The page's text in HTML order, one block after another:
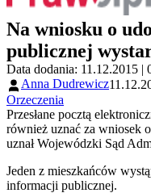
Na wniosku o
publicznej
Data dodania: 11.12.2015 |
Anna Dudrewicz
Orzeczenia
Przesłane pocztą
również uznać za wniosek
uznał Wojewódzki Sąd
Jeden z mieszkańców
informacji publicznej.